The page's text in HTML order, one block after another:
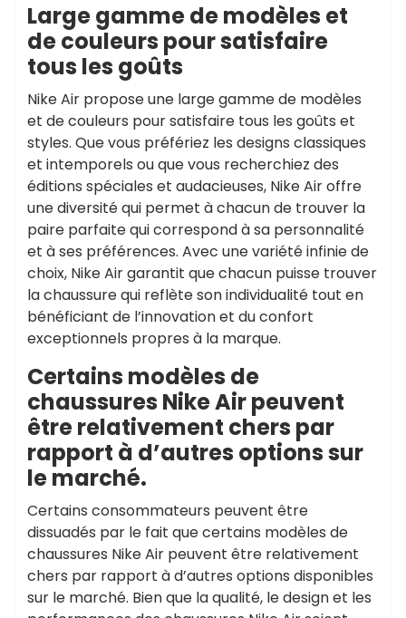
Large gamme de modèles et
de couleurs pour satisfaire
tous les goûts
Nike Air propose une large gamme de modèles
et de couleurs pour satisfaire tous les goûts et
styles. Que vous préfériez les designs classiques
et intemporels ou que vous recherchiez des
éditions spéciales et audacieuses, Nike Air offre
une diversité qui permet à chacun de trouver la
paire parfaite qui correspond à sa personnalité
et à ses préférences. Avec une variété infinie de
choix, Nike Air garantit que chacun puisse trouver
la chaussure qui reflète son individualité tout en
bénéficiant de l’innovation et du confort
exceptionnels propres à la marque.
Certains modèles de
chaussures Nike Air peuvent
être relativement chers par
rapport à d’autres options sur
le marché.
Certains consommateurs peuvent être
dissuadés par le fait que certains modèles de
chaussures Nike Air peuvent être relativement
chers par rapport à d’autres options disponibles
sur le marché. Bien que la qualité, le design et les